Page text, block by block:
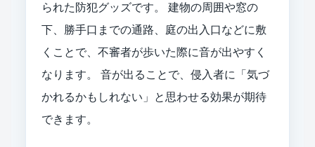
られた防犯グッズです。 建物の周囲や窓の
下、勝手口までの通路、庭の出入口などに敷
くことで、不審者が歩いた際に音が出やすく
なります。 音が出ることで、侵入者に「気づ
かれるかもしれない」と思わせる効果が期待
できます。